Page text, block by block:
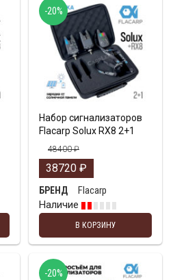
Набор сигнализаторов
Flacarp Solux RX8 2+1
48400₽
38720 ₽
БРЕНД
Flacarp
Наличие
В КОРЗИНУ
-20%
-20%